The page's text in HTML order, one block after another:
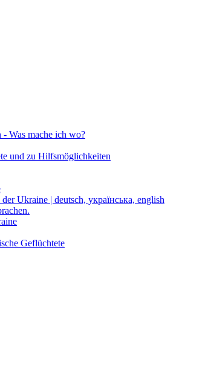
Was mache ich wo?
und zu Hilfsmöglichkeiten
Ukraine | deutsch, українська, english
Geflüchtete